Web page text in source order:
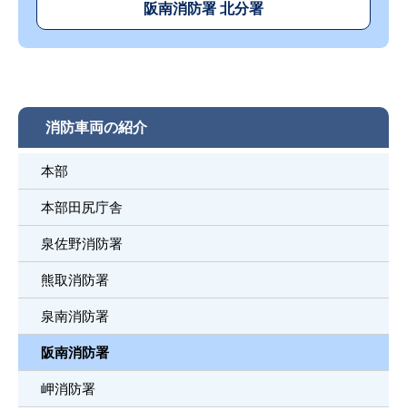
阪南消防署 北分署
消防車両の紹介
本部
本部田尻庁舎
泉佐野消防署
熊取消防署
泉南消防署
阪南消防署
岬消防署